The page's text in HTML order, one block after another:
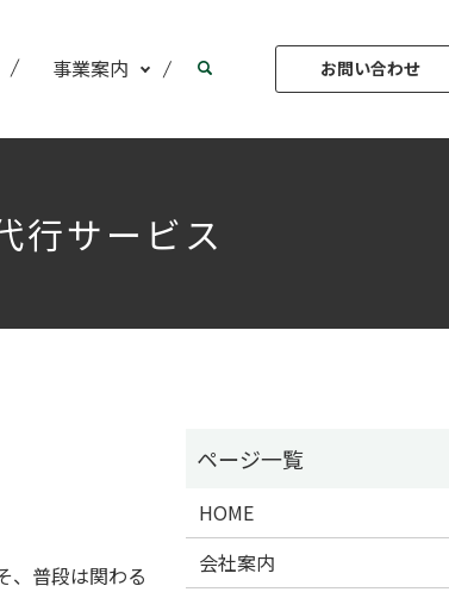
事業案内 お問い合わせ
行サービス
、普段は関わる
HOME
会社案内